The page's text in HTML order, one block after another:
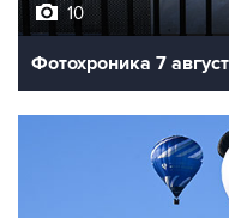
Фотохроника 7 августа